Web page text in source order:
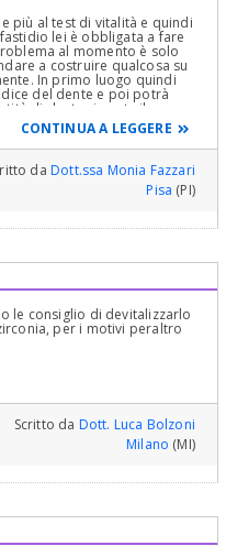
più al test di vitalità e quindi
lei è obbligata a fare
al momento è solo
a costruire qualcosa su
In primo luogo quindi
del dente e poi potrà
di dente rimasta il suo
basterà una ricostruzione.
CONTINUA A LEGGERE
daDott.ssa Monia Fazzari
Pisa (PI)
le consiglio di devitalizzarlo
per i motivi peraltro
Scritto da Dott. Luca Bolzoni
Milano (MI)